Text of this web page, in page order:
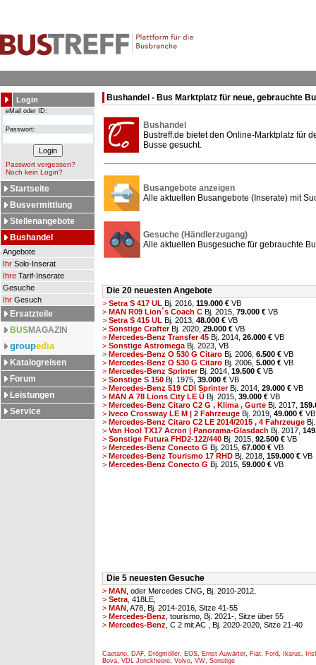
Login
eMail oder ID:
Passwort:
Passwort vergessen?
Noch kein Login?
Startseite
Busvermittlung
Stellenangebote
Bushandel
Angebote
Ihr Solo-Inserat
Ihre Tarif-Inserate
Gesuche
Ihr Gesuch
Ersatzteile
BUSMAGAZIN
groupedia
Katalogreisen
Forum
Leistungen
Service
Bushandel - Bus Marktplatz für neue, gebrauchte
Bushandel
Bustreff.de bietet den Online-Marktplatz für
Busse gesucht.
Busangebote anzeigen
Alle aktuellen Busangebote (Inserate) mit
Gesuche (Händlerzugang)
Alle aktuellen Busgesuche für gebrauchte
Die 20 neuesten Angebote
> Setra S 417 UL Bj. 2016, 119.000 € VB
> MAN R09 Lion´s Coach C Bj. 2015, 79.000 € VB
> Setra S 415 UL Bj. 2013, 48.000 € VB
> Sonstige CrafterBj. 2020, 29.000 € VB
> Mercedes-Benz Transfer 45 Bj. 2014, 26.000 € VB
> Sonstige Astromega Bj. 2023, VB
> Mercedes-Benz O 530 G Citaro Bj. 2006, 6.500 € VB
> Mercedes-Benz O 530 G Citaro Bj. 2006, 5.000 € VB
> Mercedes-Benz SprinterBj. 2014, 19.500 € VB
> Sonstige S 150 Bj. 1975, 39.000 € VB
> Mercedes-Benz 519 CDI SprinterBj. 2014, 29.000 € VB
> MAN A 78 Lions City LE Ü Bj. 2015, 39.000 € VB
> Mercedes-Benz Citaro C2 G , Klima , Gurte Bj. 2017,
> Iveco Crossway LE M | 2 Fahrzeuge Bj. 2019, 49.000 € VB
> Mercedes-Benz Citaro C2 LE 2014/2015 , 4 Fahrzeuge
> Van Hool TX17 Acron | Panorama-Glasdach Bj. 2017,
> Sonstige Futura FHD2-122/440 Bj. 2015, 92.500 € VB
> Mercedes-Benz Conecto G Bj. 2015, 67.000 € VB
> Mercedes-Benz Tourismo 17 RHD Bj. 2018, 159.000 € VB
> Mercedes-Benz Conecto G Bj. 2015, 59.000 € VB
Die 5 neuesten Gesuche
> MAN , oder Mercedes CNG, Bj. 2010-2012,
> Setra , 418LE,
> MAN , A78, Bj. 2014-2016, Sitze 41-55
> Mercedes-Benz , tourismo, Bj. 2021-, Sitze über 55
> Mercedes-Benz , C 2 mit AC , Bj. 2020-2020, Sitze 21-40
Caetano, DAF, Drögmöller, EOS, Ernst-Auwärter, Fiat, Ford, Ikarus,
Bova, VDL Jonckheere, Volvo, VW, Sonstige